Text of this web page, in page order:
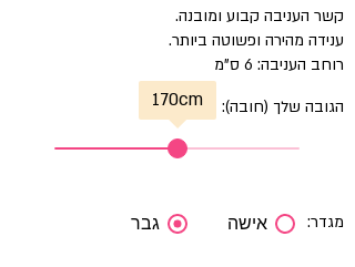
קשר העניבה קבוע ומובנה.
ענידה מהירה ופשוטה ביותר.
רוחב העניבה: 6 ס"מ
הגובה שלך (חובה):
170cm
אישה גבר מגדר: